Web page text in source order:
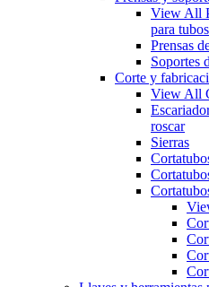
View All
para tubos
Prensas
Soportes
Corte y
View All
roscar
Sierras